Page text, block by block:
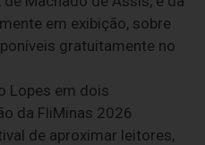
em exibição, sobre
gratuitamente no
Lopes em dois
da FliMinas 2026
de aproximar leitores,